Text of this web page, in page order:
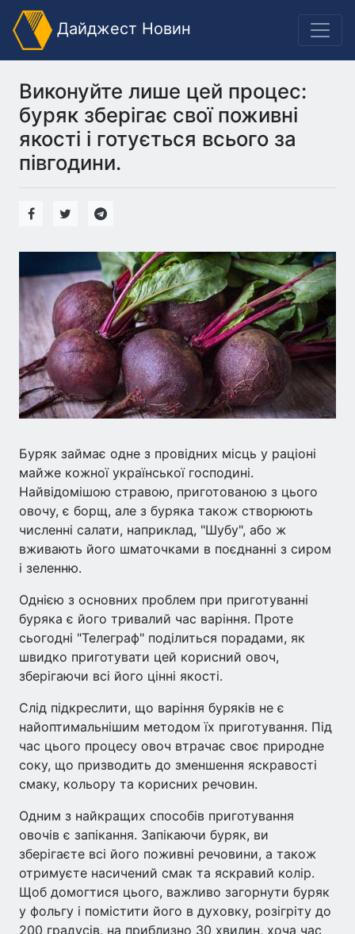
Дайджест Новин
Виконуйте лише цей процес:
буряк зберігає свої поживні
якості і готується всього за
півгодини.
Буряк займає одне з провідних місць у раціоні
майже кожної української господині.
Найвідомішою стравою, приготованою з цього
овочу, є борщ, але з буряка також створюють
численні салати, наприклад, "Шубу", або ж
вживають його шматочками в поєднанні з сиром
і зеленню.
Однією з основних проблем при приготуванні
буряка є його тривалий час варіння. Проте
сьогодні "Телеграф" поділиться порадами, як
швидко приготувати цей корисний овоч,
зберігаючи всі його цінні якості.
Слід підкреслити, що варіння буряків не є
найоптимальнішим методом їх приготування. Під
час цього процесу овоч втрачає своє природне
соку, що призводить до зменшення яскравості
смаку, кольору та корисних речовин.
Одним з найкращих способів приготування
овочів є запікання. Запікаючи буряк, ви
зберігаєте всі його поживні речовини, а також
отримуєте насичений смак та яскравий колір.
Щоб домогтися цього, важливо загорнути буряк
у фольгу і помістити його в духовку, розігріту до
200 градусів, на приблизно 30 хвилин, хоча час